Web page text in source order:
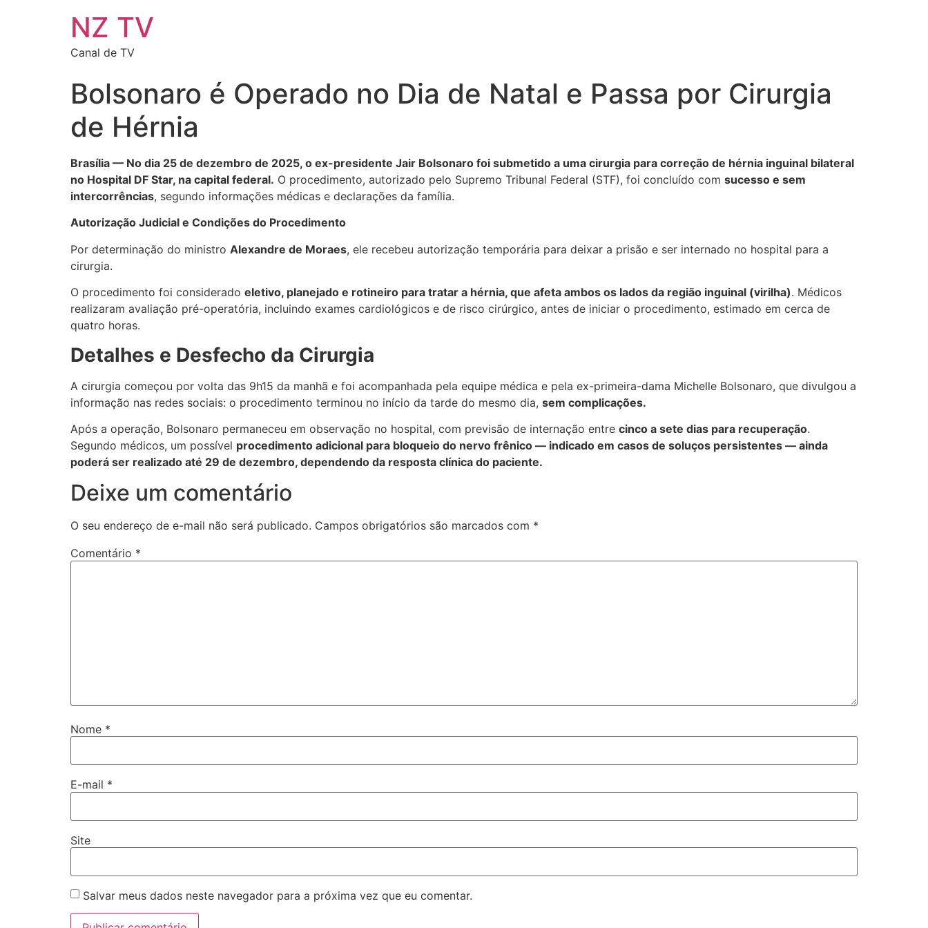
NZ TV
Canal de TV
Bolsonaro é Operado no Dia de Natal e Passa por Cirurgia
de Hérnia
Brasília — No dia 25 de dezembro de 2025, o ex-presidente Jair Bolsonaro foi submetido a uma cirurgia para correção de hérnia inguinal bilateral
no Hospital DF Star, na capital federal. O procedimento, autorizado pelo Supremo Tribunal Federal (STF), foi concluído com sucesso e sem
intercorrências, segundo informações médicas e declarações da família.
Autorização Judicial e Condições do Procedimento
Por determinação do ministro Alexandre de Moraes, ele recebeu autorização temporária para deixar a prisão e ser internado no hospital para a
cirurgia.
O procedimento foi considerado eletivo, planejado e rotineiro para tratar a hérnia, que afeta ambos os lados da região inguinal (virilha). Médicos
realizaram avaliação pré-operatória, incluindo exames cardiológicos e de risco cirúrgico, antes de iniciar o procedimento, estimado em cerca de
quatro horas.
Detalhes e Desfecho da Cirurgia
A cirurgia começou por volta das 9h15 da manhã e foi acompanhada pela equipe médica e pela ex-primeira-dama Michelle Bolsonaro, que divulgou a
informação nas redes sociais: o procedimento terminou no início da tarde do mesmo dia, sem complicações.
Após a operação, Bolsonaro permaneceu em observação no hospital, com previsão de internação entre cinco a sete dias para recuperação.
Segundo médicos, um possível procedimento adicional para bloqueio do nervo frênico — indicado em casos de soluços persistentes — ainda
poderá ser realizado até 29 de dezembro, dependendo da resposta clínica do paciente.
Deixe um comentário
O seu endereço de e-mail não será publicado. Campos obrigatórios são marcados com *
Comentário *
Nome *
E-mail *
Site
Salvar meus dados neste navegador para a próxima vez que eu comentar.